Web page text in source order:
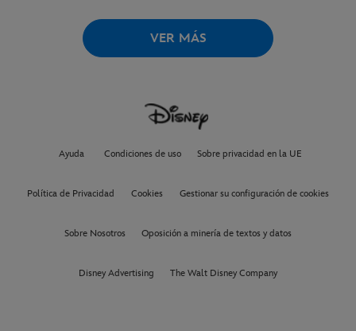
VER MÁS
Ayuda Condiciones de uso Sobre privacidad en la UE
Política de Privacidad Cookies Gestionar su configuración de cookies
Sobre Nosotros Oposición a minería de textos y datos
Disney Advertising The Walt Disney Company